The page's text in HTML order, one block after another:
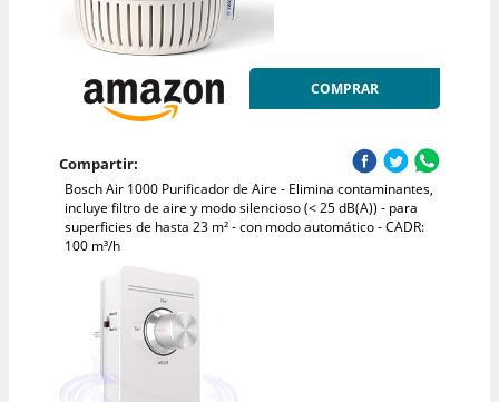
COMPRAR
Compartir:
Bosch Air 1000 Purificador de Aire - Elimina contaminantes,
incluye filtro de aire y modo silencioso (< 25 dB(A)) - para
superficies de hasta 23 m² - con modo automático - CADR:
100 m³/h